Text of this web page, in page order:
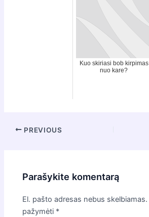
Kuo skiriasi bob kirpimas
nuo kare?
Post
PREVIOUS
Parašykite komentarą
El. pašto adresas nebus skelbiamas.
pažymėti *